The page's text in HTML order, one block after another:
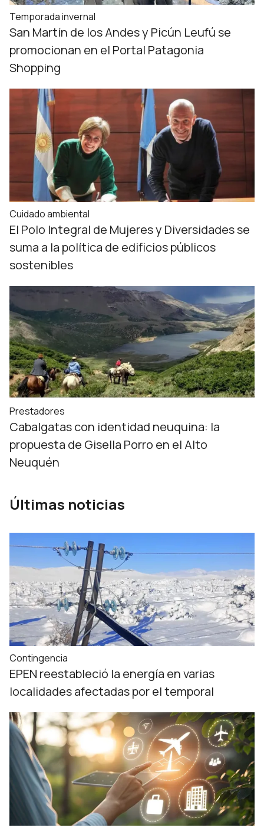
Temporada invernal
San Martín de los Andes y Picún Leufú se
promocionan en el Portal Patagonia
Shopping
Cuidado ambiental
El Polo Integral de Mujeres y Diversidades se
suma a la política de edificios públicos
sostenibles
Prestadores
Cabalgatas con identidad neuquina: la
propuesta de Gisella Porro en el Alto
Neuquén
Últimas noticias
Contingencia
EPEN reestableció la energía en varias
localidades afectadas por el temporal